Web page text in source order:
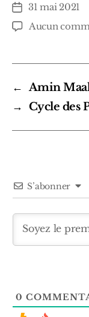
Date
de
l’article
31 mai 2021
Aucun
← Amin
→ Cycle des
S’abonner
0